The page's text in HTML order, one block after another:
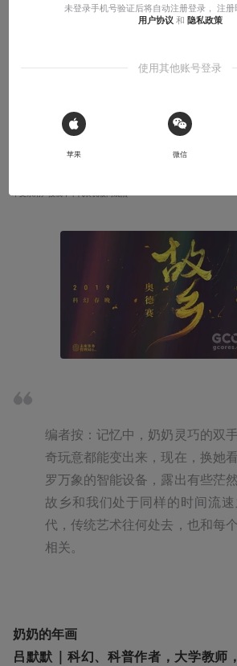
本文系用户投稿，不代表机核网观点
编者按：记忆中，奶奶灵巧的双
奇玩意都能变出来，现在，换她
罗万象的智能设备，露出有些茫
故乡和我们处于同样的时间流
代，传统艺术往何处去，也和每
相关。
奶奶的年画
吕默默 | 科幻、科普作者，大学教师
未登录手机号验证后将自动注册登录， 注
用户协议 和 隐私政策
使用其他账号登录
 Sign in with Apple
苹果 微信